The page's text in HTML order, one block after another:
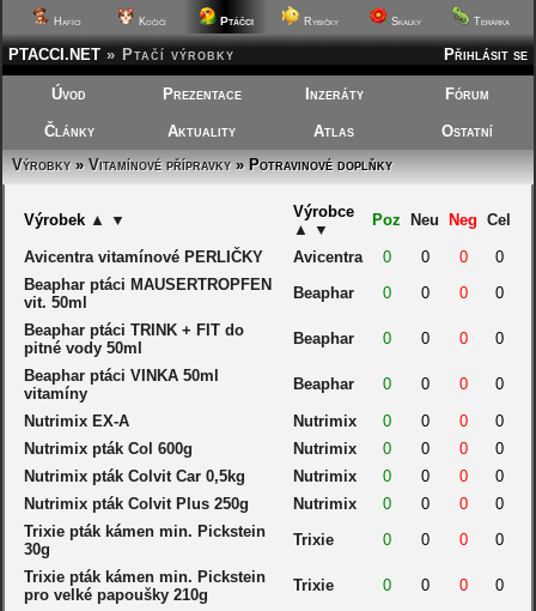
Hafíci Kočičí Ptáčci Rybičky Skalky Terárka
Přihlásit se
PTACCI.NET » Ptačí výrobky
Úvod Prezentace Inzeráty Fórum
Články Aktuality Atlas
Ostatní
Výrobky»Vitamínové přípravky» Potravinové doplňky
Výrobek ▲ ▼
Výrobce
▲ ▼
Poz Neu Neg Cel
Avicentra vitamínové PERLIČKY Avicentra 0 0 0
0
Beaphar ptáci MAUSERTROPFEN
vit. 50ml
Beaphar 0 0 0 0
Beaphar ptáci TRINK + FIT do
pitné vody 50ml
Beaphar 0 0 0 0
Beaphar ptáci VINKA 50ml
vitamíny
Beaphar 0 0 0 0
Nutrimix EX-A Nutrimix 0 0 0
0
Nutrimix pták Col 600g
Nutrimix 0 0 0
0
Nutrimix pták Colvit Car 0,5kg
Nutrimix 0 0 0
0
Nutrimix pták Colvit Plus 250g
Nutrimix 0 0 0
0
Trixie pták kámen min. Pickstein
30g
Trixie 0 0 0 0
Trixie pták kámen min. Pickstein
pro velké papoušky 210g
Trixie 0 0 0 0